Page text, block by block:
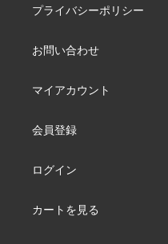
プライバシーポリシー
お問い合わせ
マイアカウント
会員登録
ログイン
カートを見る